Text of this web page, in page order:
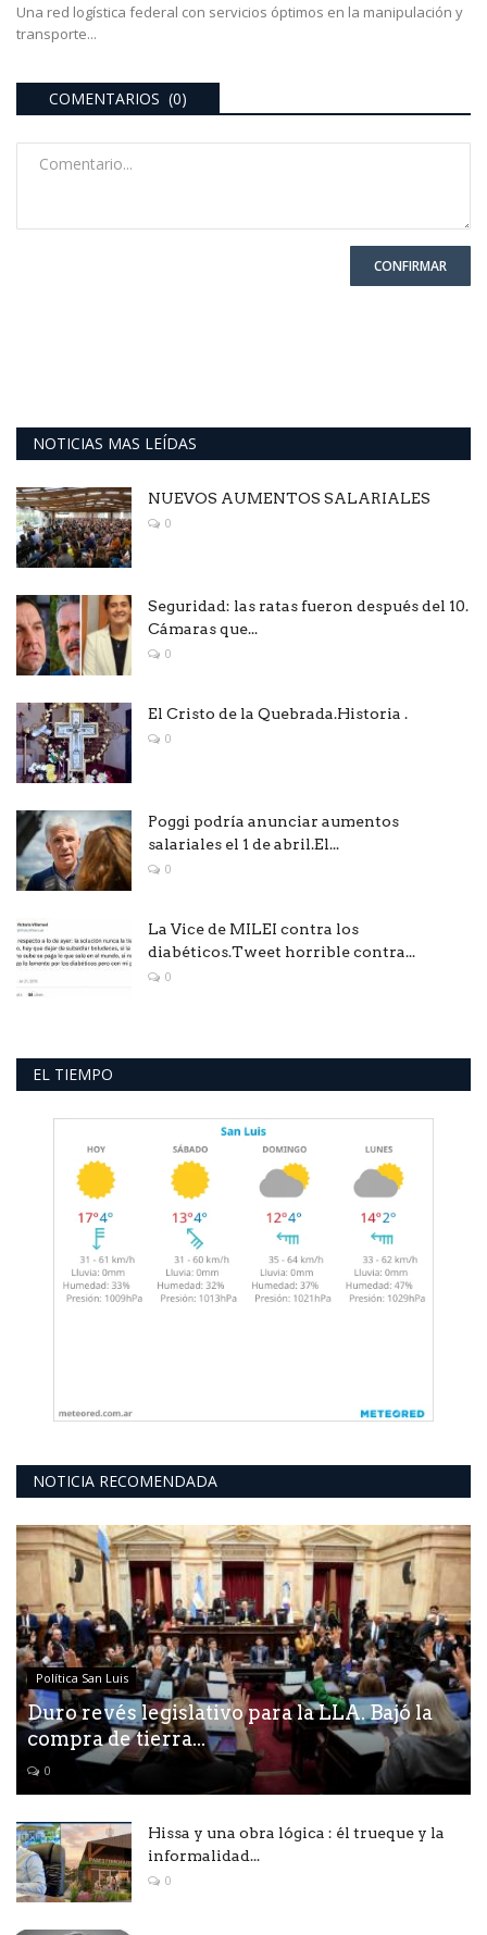
Una red logística federal con servicios óptimos en la manipulación y
transporte...
COMENTARIOS (0)
CONFIRMAR
NOTICIAS MAS LEÍDAS
NUEVOS AUMENTOS SALARIALES
0
Seguridad: las ratas fueron después del 10.
Cámaras que...
0
El Cristo de la Quebrada.Historia .
0
Poggi podría anunciar aumentos
salariales el 1 de abril.El...
0
La Vice de MILEI contra los
diabéticos.Tweet horrible contra...
0
EL TIEMPO
NOTICIA RECOMENDADA
Política San Luis
Duro revés legislativo para la LLA. Bajó la
compra de tierra...
0
Hissa y una obra lógica : él trueque y la
informalidad...
0